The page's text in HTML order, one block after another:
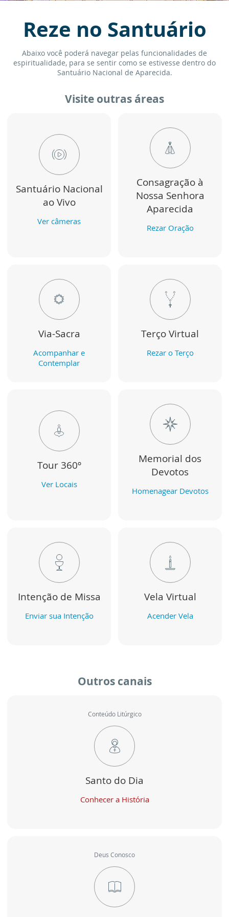
Reze no Santuário
Abaixo você poderá navegar pelas funcionalidades de
espiritualidade, para se sentir como se estivesse dentro do
Santuário Nacional de Aparecida.
Visite outras áreas
Santuário Nacional
ao Vivo
Ver câmeras
Consagração à
Nossa Senhora
Aparecida
Rezar Oração
Via-Sacra
Acompanhar e
Contemplar
Terço Virtual
Rezar o Terço
Tour 360º
Ver Locais
Memorial dos
Devotos
Homenagear Devotos
Intenção de Missa
Enviar sua Intenção
Vela Virtual
Acender Vela
Outros canais
Conteúdo Litúrgico
Santo do Dia
Conhecer a História
Deus Conosco